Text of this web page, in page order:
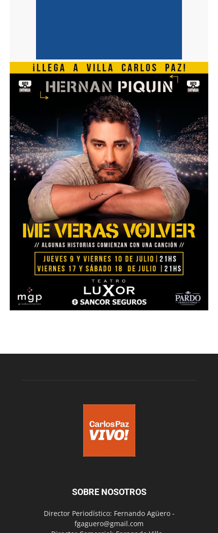
SOBRE NOSOTROS
Director Periodístico: Fernando Agüero -
fgaguero@gmail.com